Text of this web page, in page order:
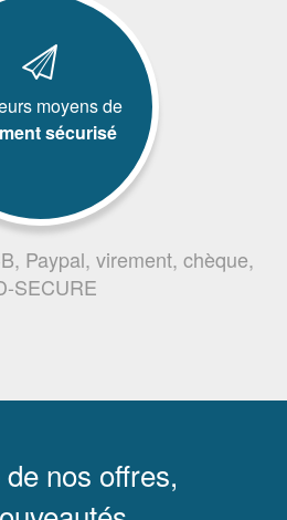
moyens de
sécurisé
Paypal, virement, chèque,
SECURE
nos offres,